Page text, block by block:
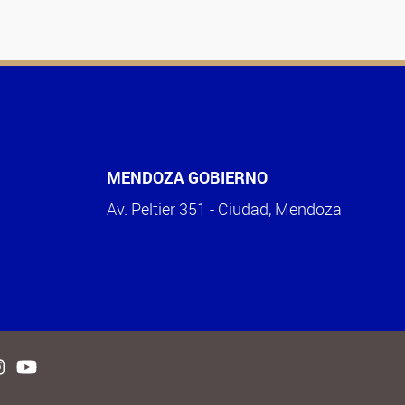
MENDOZA GOBIERNO
Av. Peltier 351 - Ciudad, Mendoza